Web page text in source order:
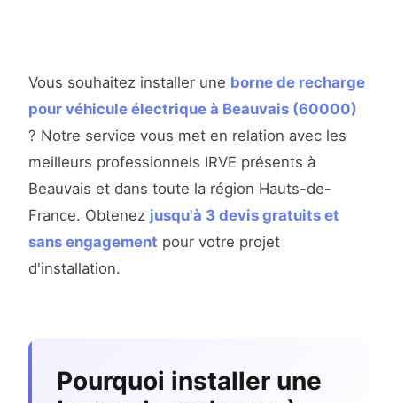
Vous souhaitez installer une borne de recharge
pour véhicule électrique à Beauvais (60000)
? Notre service vous met en relation avec les
meilleurs professionnels IRVE présents à
Beauvais et dans toute la région Hauts-de-
France. Obtenez jusqu'à 3 devis gratuits et
sans engagement pour votre projet
d'installation.
Pourquoi installer une